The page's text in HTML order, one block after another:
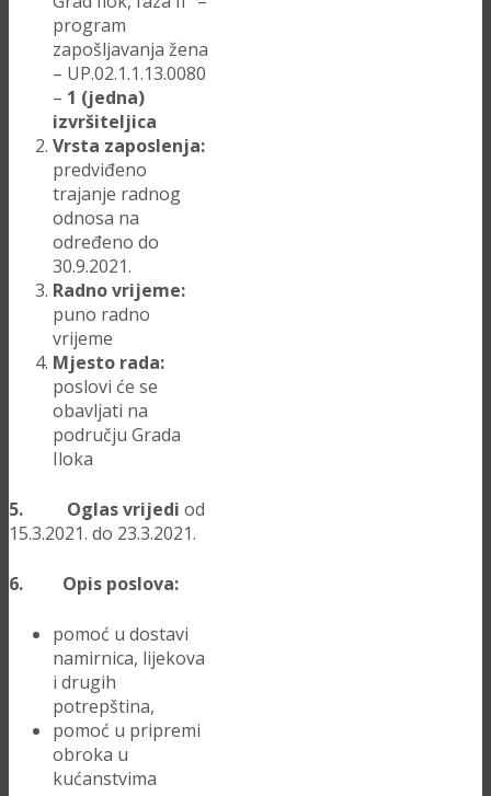
program
zapošljavanja žena
– UP.02.1.1.13.0080
– 1 (jedna)
izvršiteljica
Vrsta zaposlenja:
predviđeno
trajanje radnog
odnosa na
određeno do
30.9.2021.
Radno vrijeme:
puno radno
vrijeme
Mjesto rada:
poslovi će se
obavljati na
području Grada
Iloka
5. Oglas vrijedi od
15.3.2021. do 23.3.2021.
6. Opis poslova:
pomoć u dostavi
namirnica, lijekova
i drugih
potrepština,
pomoć u pripremi
obroka u
kućanstvima